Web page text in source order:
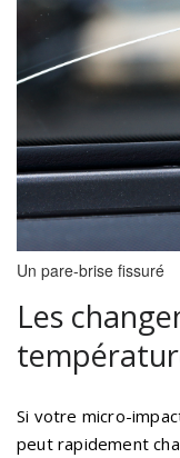
Un pare-brise fissuré
Les
Si votre micro-
peut rapidement